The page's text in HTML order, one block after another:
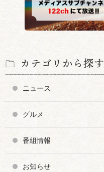
カテゴリから探す
ニュース
グルメ
番組情報
お知らせ